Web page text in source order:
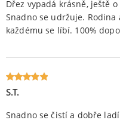
Dřez vypadá krásně, ještě
Snadno se udržuje.
každému se líbí. 100%
Oceniony
S.T.
Snadno se čistí a dobře